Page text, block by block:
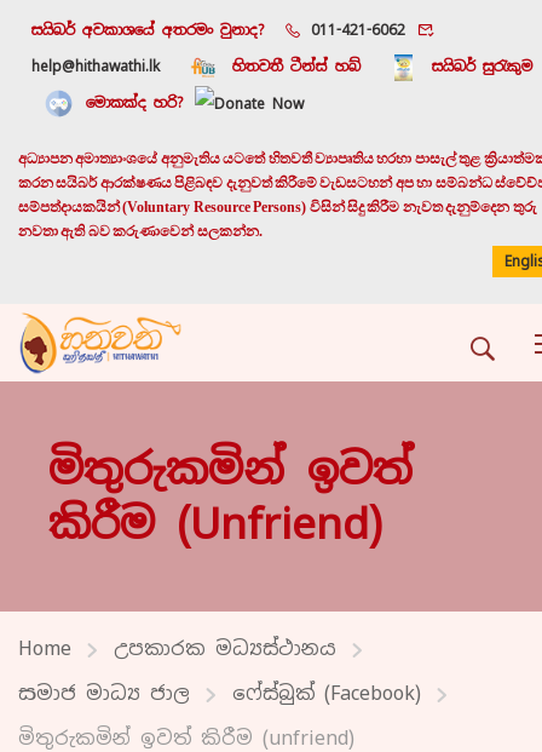
සයිබර් අවකාශයේ අතරමං වුනාද?
011-421-6062
help@hithawathi.lk
හිතවතී ටීන්ස් හබ්
සයිබර් සුරැකුම
මොකක්ද හරි?
අධ්‍යාපන අමාත්‍යාංශයේ අනුමැතිය යටතේ හිතවතී ව්‍යාපෘතිය හරහා පාසැල් තුළ
කරන සයිබර් ආරක්ෂණය පිළිබඳව දැනුවත් කිරීමේ වැඩසටහන් අප හා සම්බන්ධ
සම්පත්දායකයින් (Voluntary Resource Persons) විසින් සිදු කිරීම නැවත දැනුම්දෙන තුරු
නවතා ඇති බව කරුණාවෙන් සලකන්න.
මිතුරුකමින් ඉවත්
කිරීම (unfriend)
Home
උපකාරක මධ්‍යස්ථානය
සමාජ මාධ්‍ය ජාල
ෆේස්බුක් (Facebook)
මිතුරුකමින් ඉවත් කිරීම (unfriend)